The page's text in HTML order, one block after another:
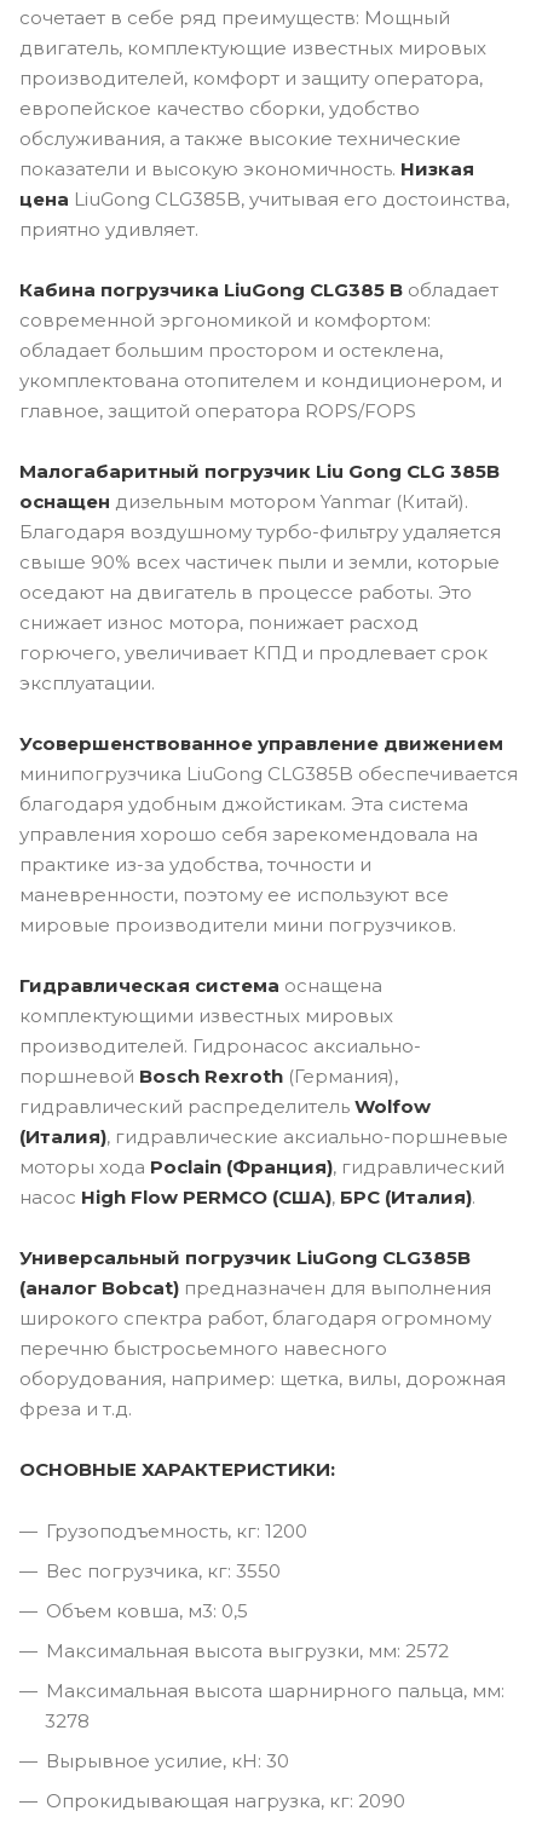
сочетает в себе ряд преимуществ: Мощный
двигатель, комплектующие известных мировых
производителей, комфорт и защиту оператора,
европейское качество сборки, удобство
обслуживания, а также высокие технические
показатели и высокую экономичность. Низкая
цена LiuGong CLG385B, учитывая его достоинства,
приятно удивляет.
Кабина погрузчика LiuGong CLG385 B обладает
современной эргономикой и комфортом:
обладает большим простором и остеклена,
укомплектована отопителем и кондиционером, и
главное, защитой оператора ROPS/FOPS
Малогабаритный погрузчик Liu Gong CLG 385B
оснащен дизельным мотором Yanmar (Китай).
Благодаря воздушному турбо-фильтру удаляется
свыше 90% всех частичек пыли и земли, которые
оседают на двигатель в процессе работы. Это
снижает износ мотора, понижает расход
горючего, увеличивает КПД и продлевает срок
эксплуатации.
Усовершенствованное управление движением
минипогрузчика LiuGong CLG385B обеспечивается
благодаря удобным джойстикам. Эта система
управления хорошо себя зарекомендовала на
практике из-за удобства, точности и
маневренности, поэтому ее используют все
мировые производители мини погрузчиков.
Гидравлическая система оснащена
комплектующими известных мировых
производителей. Гидронасос аксиально-
поршневой Bosch Rexroth (Германия),
гидравлический распределитель Wolfow
(Италия), гидравлические аксиально-поршневые
моторы хода Poclain (Франция), гидравлический
насос High Flow PERMCO (США), БРС (Италия).
Универсальный погрузчик LiuGong CLG385B
(аналог Bobcat) предназначен для выполнения
широкого спектра работ, благодаря огромному
перечню быстросьемного навесного
оборудования, например: щетка, вилы, дорожная
фреза и т.д.
ОСНОВНЫЕ ХАРАКТЕРИСТИКИ:
Грузоподъемность, кг: 1200
Вес погрузчика, кг: 3550
Объем ковша, м3: 0,5
Максимальная высота выгрузки, мм: 2572
Максимальная высота шарнирного пальца, мм:
3278
Вырывное усилие, кН: 30
Опрокидывающая нагрузка, кг: 2090